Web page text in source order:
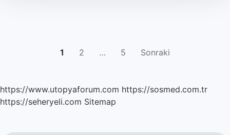
1 2 … 5 Sonraki
https://www.utopyaforum.com https://sosmed.com.tr
https://seheryeli.com Sitemap